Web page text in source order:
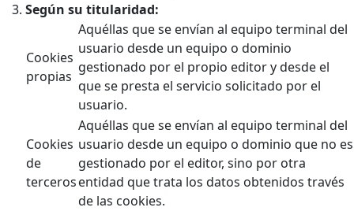
Según su titularidad:
Cookies
propias
Aquéllas que se envían al equipo terminal del
usuario desde un equipo o dominio
gestionado por el propio editor y desde el
que se presta el servicio solicitado por el
usuario.
Cookies
de
terceros
Aquéllas que se envían al equipo terminal del
usuario desde un equipo o dominio que no es
gestionado por el editor, sino por otra
entidad que trata los datos obtenidos través
de las cookies.